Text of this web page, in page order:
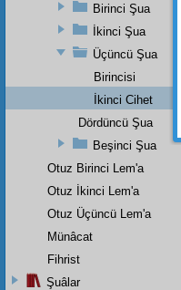
Birinci Şua
İkinci Şua
Üçüncü Şua
Birincisi
İkinci Cihet
Dördüncü Şua
Beşinci Şua
Otuz Birinci Lem'a
Otuz İkinci Lem'a
Otuz Üçüncü Lem'a
Münâcat
Fihrist
Şuâlar